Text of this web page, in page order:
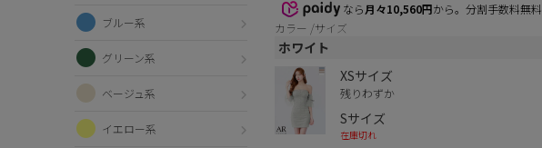
ブルー系
グリーン系
ベージュ系
イエロー系
なら月々10,560円から。分割手数料無料
カラー
サイズ
ホワイト
XSサイズ
残りわずか
Sサイズ
在庫切れ